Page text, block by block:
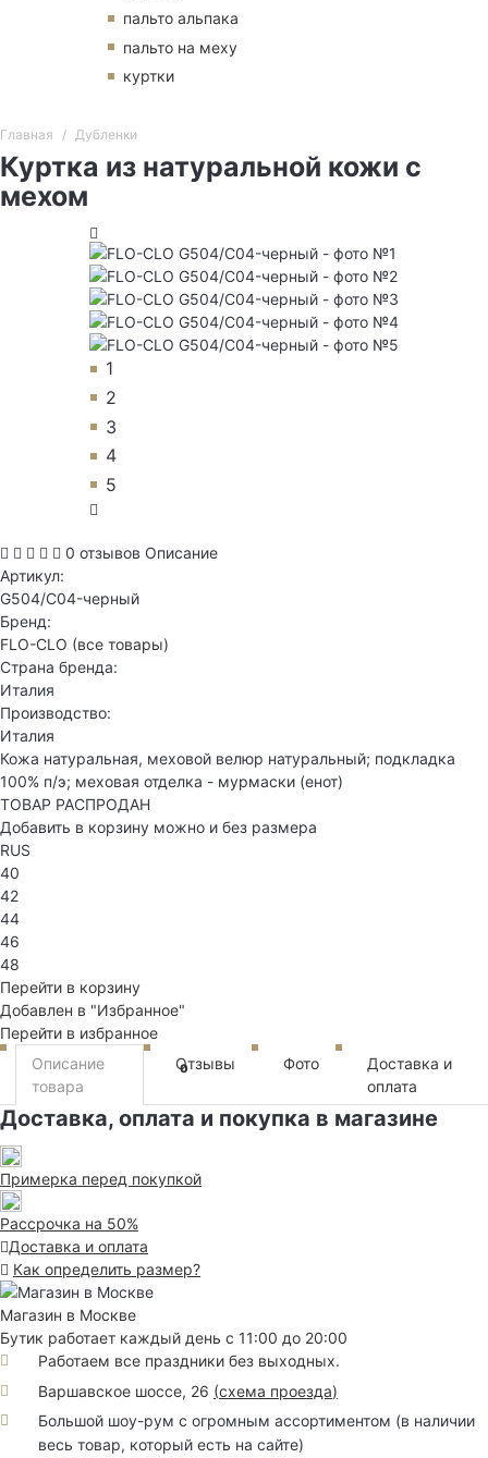
пальто альпака
пальто на меху
куртки
Главная Дубленки
Куртка из натуральной кожи с
мехом
1
2
3
4
5
0 отзывов Описание
Артикул:
G504/C04-черный
Бренд:
FLO-CLO (все товары)
Страна бренда:
Италия
Производство:
Италия
Кожа натуральная, меховой велюр натуральный; подкладка
100% п/э; меховая отделка - мурмаски (енот)
ТОВАР РАСПРОДАН
Добавить в корзину можно и без размера
RUS
40
42
44
46
48
Перейти в корзину
Добавлен в "Избранное"
Перейти в избранное
Описание
товара
Отзывы
0 Фото
Доставка и
оплата
Доставка, оплата и покупка в магазине
Примерка перед покупкой
Рассрочка на 50%
Доставка и оплата
Как определить размер?
Магазин в Москве
Бутик работает каждый день с 11:00 до 20:00
Работаем все праздники без выходных.
Варшавское шоссе, 26 (схема проезда)
Большой шоу-рум с огромным ассортиментом (в наличии
весь товар, который есть на сайте)